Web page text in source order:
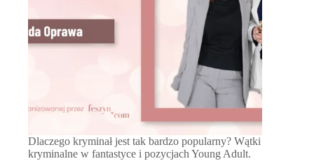
Dlaczego kryminał jest tak bardzo popularny? Wątki
kryminalne w fantastyce i pozycjach Young Adult.